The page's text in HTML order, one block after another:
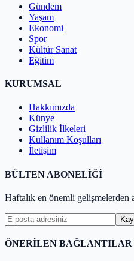
Gündem
Yaşam
Ekonomi
Spor
Kültür Sanat
Eğitim
KURUMSAL
Hakkımızda
Künye
Gizlilik İlkeleri
Kullanım Koşulları
İletişim
BÜLTEN ABONELİĞİ
Haftalık en önemli gelişmelerden
ÖNERİLEN BAĞLANTILAR